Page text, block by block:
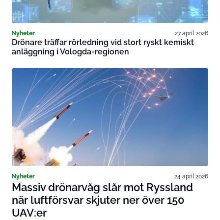
Nyheter 27 april 2026
Drönare träffar rörledning vid stort ryskt kemiskt
anläggning i Vologda-regionen
Nyheter 24 april 2026
Massiv drönarvåg slår mot Ryssland
när luftförsvar skjuter ner över 150
UAV:er